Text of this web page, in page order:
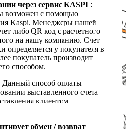
через сервис KASPI :
возможен с помощью
Kaspi. Менеджеры нашей
либо QR код с расчетного
на нашу компанию. Счет
определяется у покупателя в
покупатель производит
способом.
Данный способ оплаты
выставленного счета
клиентом
обмен / возврат